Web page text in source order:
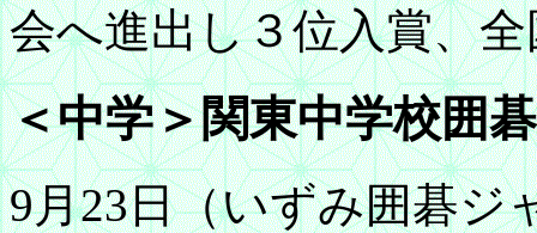
会へ進出し３位入賞、
＜中学＞関東中学校囲
9月23日（いずみ囲碁